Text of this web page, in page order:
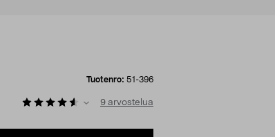
Tuotenro: 51-396
9 arvostelua